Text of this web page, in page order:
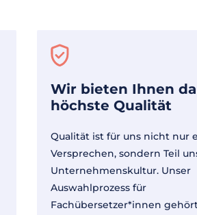
Wir bieten Ihnen
höchste Qualität
Qualität ist für uns nicht nur
Versprechen, sondern Teil
Unternehmenskultur. Unser
Auswahlprozess für
Fachübersetzer*innen